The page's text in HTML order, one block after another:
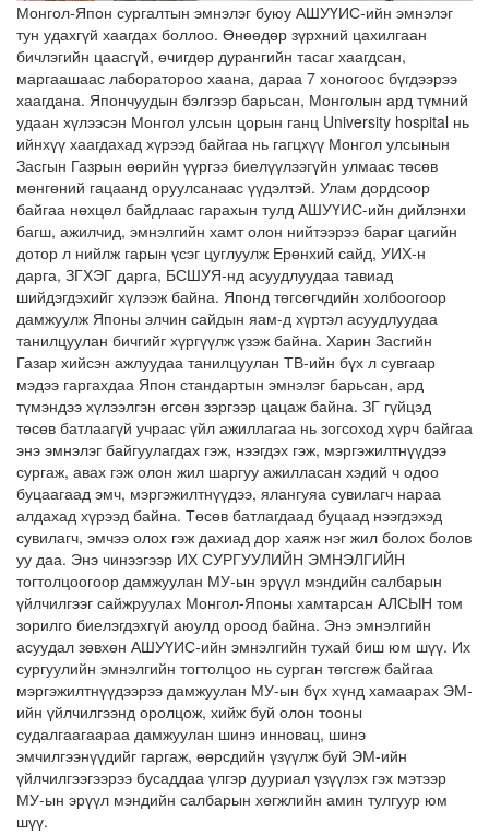
Монгол-Япон сургалтын эмнэлэг буюу АШУҮИС-ийн эмнэлэг
тун удахгүй хаагдах боллоо. Өнөөдөр зүрхний цахилгаан
бичлэгийн цаасгүй, өчигдөр дурангийн тасаг хаагдсан,
маргаашаас лаборатороо хаана, дараа 7 хоногоос бүгдээрээ
хаагдана. Япончуудын бэлгээр барьсан, Монголын ард түмний
удаан хүлээсэн Монгол улсын цорын ганц University hospital нь
ийнхүү хаагдахад хүрээд байгаа нь гагцхүү Монгол улсынын
Засгын Газрын өөрийн үүргээ биелүүлээгүйн улмаас төсөв
мөнгөний гацаанд оруулсанаас үүдэлтэй. Улам дордсоор
байгаа нөхцөл байдлаас гарахын тулд АШУҮИС-ийн дийлэнхи
багш, ажилчид, эмнэлгийн хамт олон нийтээрээ бараг цагийн
дотор л нийлж гарын үсэг цуглуулж Ерөнхий сайд, УИХ-н
дарга, ЗГХЭГ дарга, БСШУЯ-нд асуудлуудаа тавиад
шийдэгдэхийг хүлээж байна. Японд төгсөгчдийн холбоогоор
дамжуулж Японы элчин сайдын яам-д хүртэл асуудлуудаа
танилцуулан бичгийг хүргүүлж үзэж байна. Харин Засгийн
Газар хийсэн ажлуудаа танилцуулан ТВ-ийн бүх л сувгаар
мэдээ гаргахдаа Япон стандартын эмнэлэг барьсан, ард
түмэндээ хүлээлгэн өгсөн зэргээр цацаж байна. ЗГ гүйцэд
төсөв батлаагүй учраас үйл ажиллагаа нь зогсоход хүрч байгаа
энэ эмнэлэг байгуулагдах гэж, нээгдэх гэж, мэргэжилтнүүдээ
сургаж, авах гэж олон жил шаргуу ажилласан хэдий ч одоо
буцаагаад эмч, мэргэжилтнүүдээ, ялангуяа сувилагч нараа
алдахад хүрээд байна. Төсөв батлагдаад буцаад нээгдэхэд
сувилагч, эмчээ олох гэж дахиад дор хаяж нэг жил болох болов
уу даа. Энэ чинээгээр ИХ СУРГУУЛИЙН ЭМНЭЛГИЙН
тогтолцоогоор дамжуулан МУ-ын эрүүл мэндийн салбарын
үйлчилгээг сайжруулах Монгол-Японы хамтарсан АЛСЫН том
зорилго биелэгдэхгүй аюулд ороод байна. Энэ эмнэлгийн
асуудал зөвхөн АШУҮИС-ийн эмнэлгийн тухай биш юм шүү. Их
сургуулийн эмнэлгийн тогтолцоо нь сурган төгсгөж байгаа
мэргэжилтнүүдээрээ дамжуулан МУ-ын бүх хүнд хамаарах ЭМ-
ийн үйлчилгээнд оролцож, хийж буй олон тооны
судалгаагаараа дамжуулан шинэ инновац, шинэ
эмчилгээнүүдийг гаргаж, өөрсдийн үзүүлж буй ЭМ-ийн
үйлчилгээгээрээ бусаддаа үлгэр дууриал үзүүлэх гэх мэтээр
МУ-ын эрүүл мэндийн салбарын хөгжлийн амин тулгуур юм
шүү.